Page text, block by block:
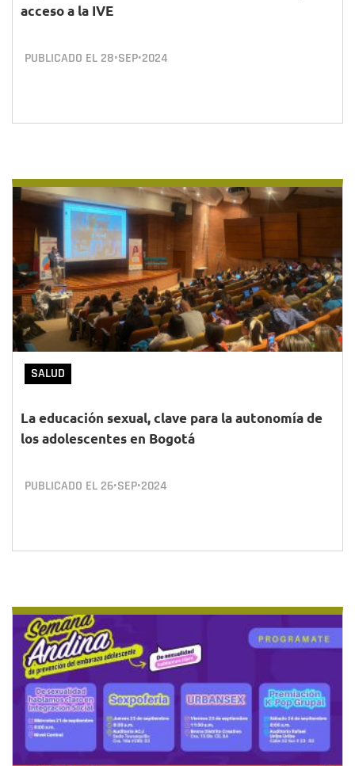
acceso a la IVE
PUBLICADO EL 28•SEP•2024
SALUD
La educación sexual, clave para la autonomía de
los adolescentes en Bogotá
PUBLICADO EL 26•SEP•2024